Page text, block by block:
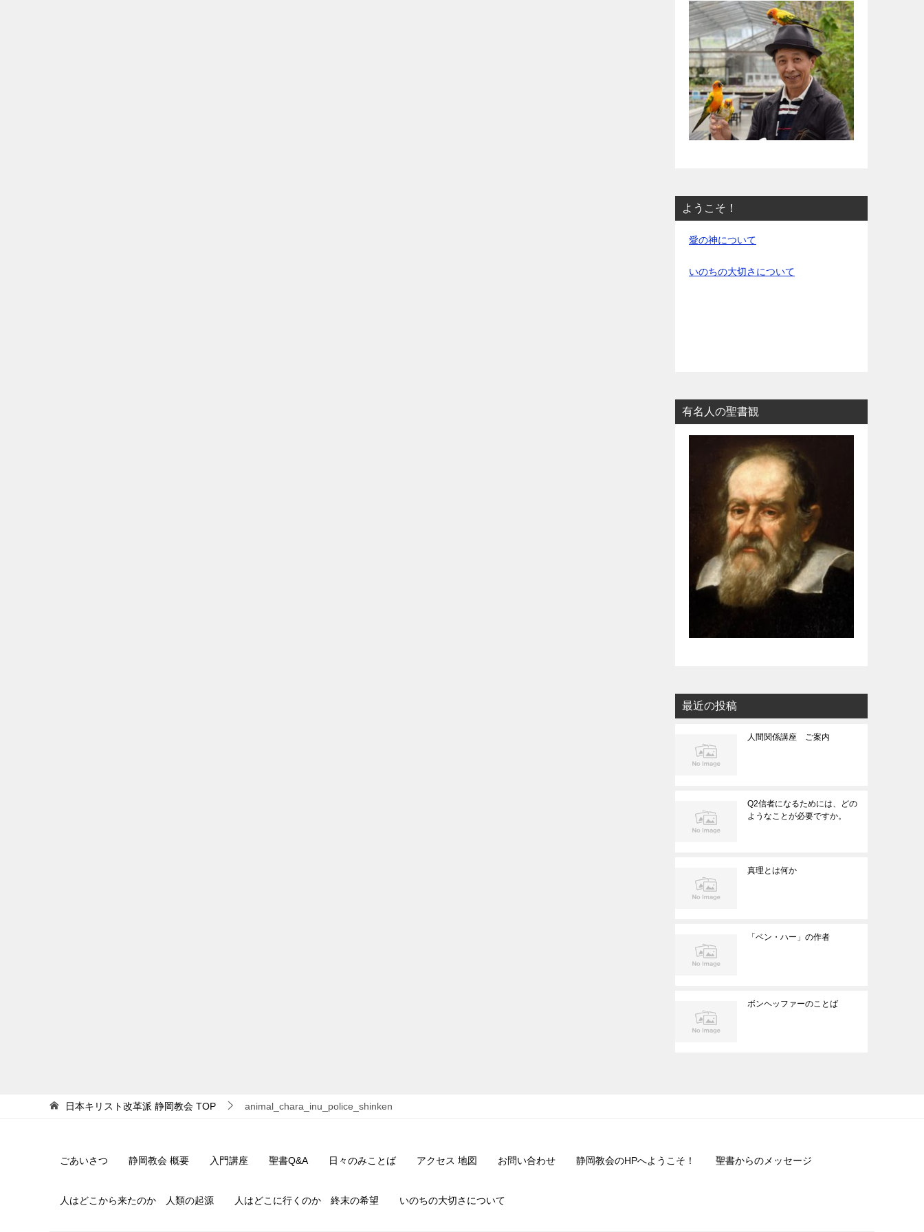
ようこそ！
愛の神について
いのちの大切さについて
有名人の聖書観
最近の投稿
人間関係講座 ご案内
Q2信者になるためには、どの
ようなことが必要ですか。
真理とは何か
「ベン・ハー」の作者
ボンヘッファーのことば
日本キリスト改革派 静岡教会 TOP animal_chara_inu_police_shinken
ごあいさつ 静岡教会 概要 入門講座 聖書Q&A 日々のみことば アクセス 地図 お問い合わせ 静岡教会のHPへようこそ！ 聖書からのメッセージ
人はどこから来たのか 人類の起源 人はどこに行くのか 終末の希望 いのちの大切さについて